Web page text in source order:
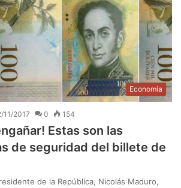
Economía
11/2017 0 154
Estas son las
de seguridad del billete de
de la República, Nicolás Maduro,